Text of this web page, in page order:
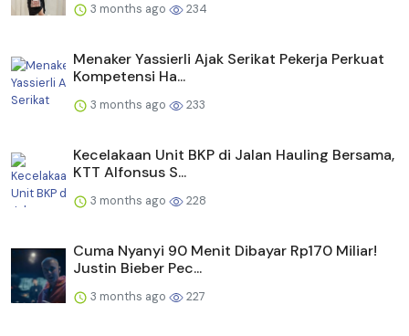
3 months ago 234
Menaker Yassierli Ajak Serikat Pekerja Perkuat
Kompetensi Ha...
3 months ago 233
Kecelakaan Unit BKP di Jalan Hauling Bersama,
KTT Alfonsus S...
3 months ago 228
Cuma Nyanyi 90 Menit Dibayar Rp170 Miliar!
Justin Bieber Pec...
3 months ago 227